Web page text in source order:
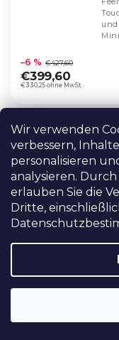
Wir verwenden
verbessern,
personalisieren
analysieren.
erlauben Sie die
Dritte,
durchschnittliche
Produktbewertung
ist
von
5
Sternen.
€330,25 ohne MwSt.
–6 % €427,60
€399,60
und
Die
durchschnittliche
Sternen.
–18 % €731,60
NEU